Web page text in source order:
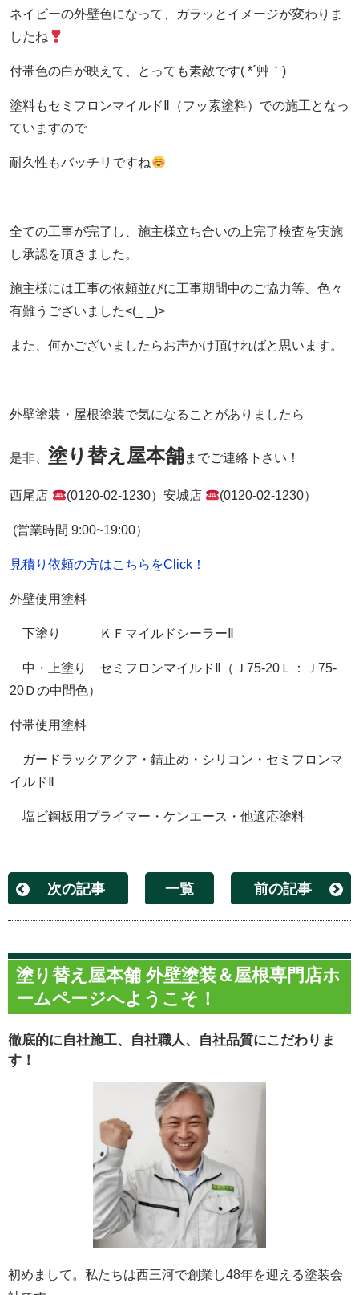
ネイビーの外壁色になって、ガラッとイメージが変わりま
したね
付帯色の白が映えて、とっても素敵です( *´艸｀)
塗料もセミフロンマイルドⅡ（フッ素塗料）での施工となっ
ていますので
耐久性もバッチリですね
全ての工事が完了し、施主様立ち合いの上完了検査を実施
し承認を頂きました。
施主様には工事の依頼並びに工事期間中のご協力等、色々
有難うございました<(_ _)>
また、何かございましたらお声かけ頂ければと思います。
外壁塗装・屋根塗装で気になることがありましたら
是非、 塗り替え屋本舗までご連絡下さい！
西尾店 (0120-02-1230）安城店 (0120-02-1230）
(営業時間 9:00~19:00）
見積り依頼の方はこちらをClick！
外壁使用塗料
下塗り ＫＦマイルドシーラーⅡ
中・上塗り セミフロンマイルドⅡ（Ｊ75-20Ｌ：Ｊ75-
20Ｄの中間色）
付帯使用塗料
ガードラックアクア・錆止め・シリコン・セミフロンマ
イルドⅡ
塩ビ鋼板用プライマー・ケンエース・他適応塗料
次の記事 一覧 前の記事
塗り替え屋本舗 外壁塗装＆屋根専門店ホ
ームページへようこそ！
徹底的に自社施工、自社職人、自社品質にこだわりま
す！
初めまして。私たちは西三河で創業し48年を迎える塗装会